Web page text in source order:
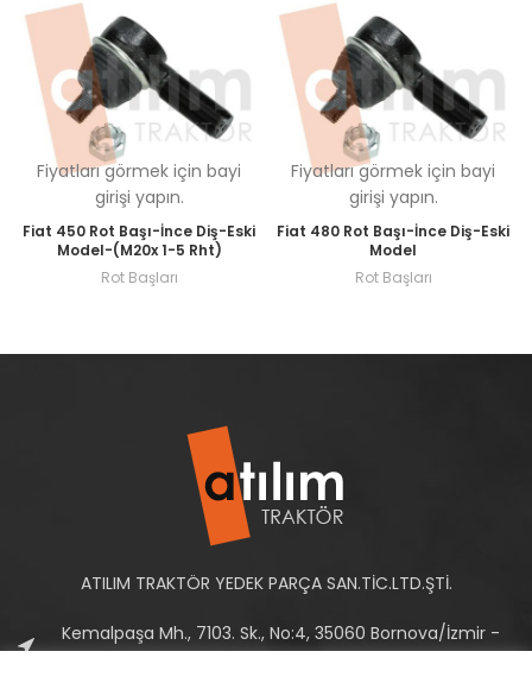
Fiyatları görmek için bayi
girişi yapın.
Fiat 450 Rot Başı-İnce Diş-Eski
Model-(M20x 1-5 Rht)
Rot Başları
Fiyatları görmek için bayi
girişi yapın.
Fiat 480 Rot Başı-İnce Diş-Eski
Model
Rot Başları
ATILIM TRAKTÖR YEDEK PARÇA SAN.TİC.LTD.ŞTİ.
Kemalpaşa Mh., 7103. Sk., No:4, 35060 Bornova/İzmir -